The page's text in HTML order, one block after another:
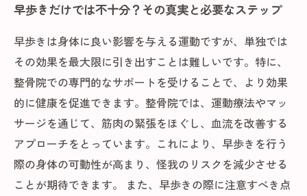
早歩きだけでは不十分？その真実と必要なステップ
早歩きは身体に良い影響を与える運動ですが、単独では
その効果を最大限に引き出すことは難しいです。特に、
整骨院での専門的なサポートを受けることで、より効果
的に健康を促進できます。整骨院では、運動療法やマッ
サージを通じて、筋肉の緊張をほぐし、血流を改善する
アプローチをとっています。これにより、早歩きを行う
際の身体の可動性が高まり、怪我のリスクを減少させる
ことが期待できます。 また、早歩きの際に注意すべき点